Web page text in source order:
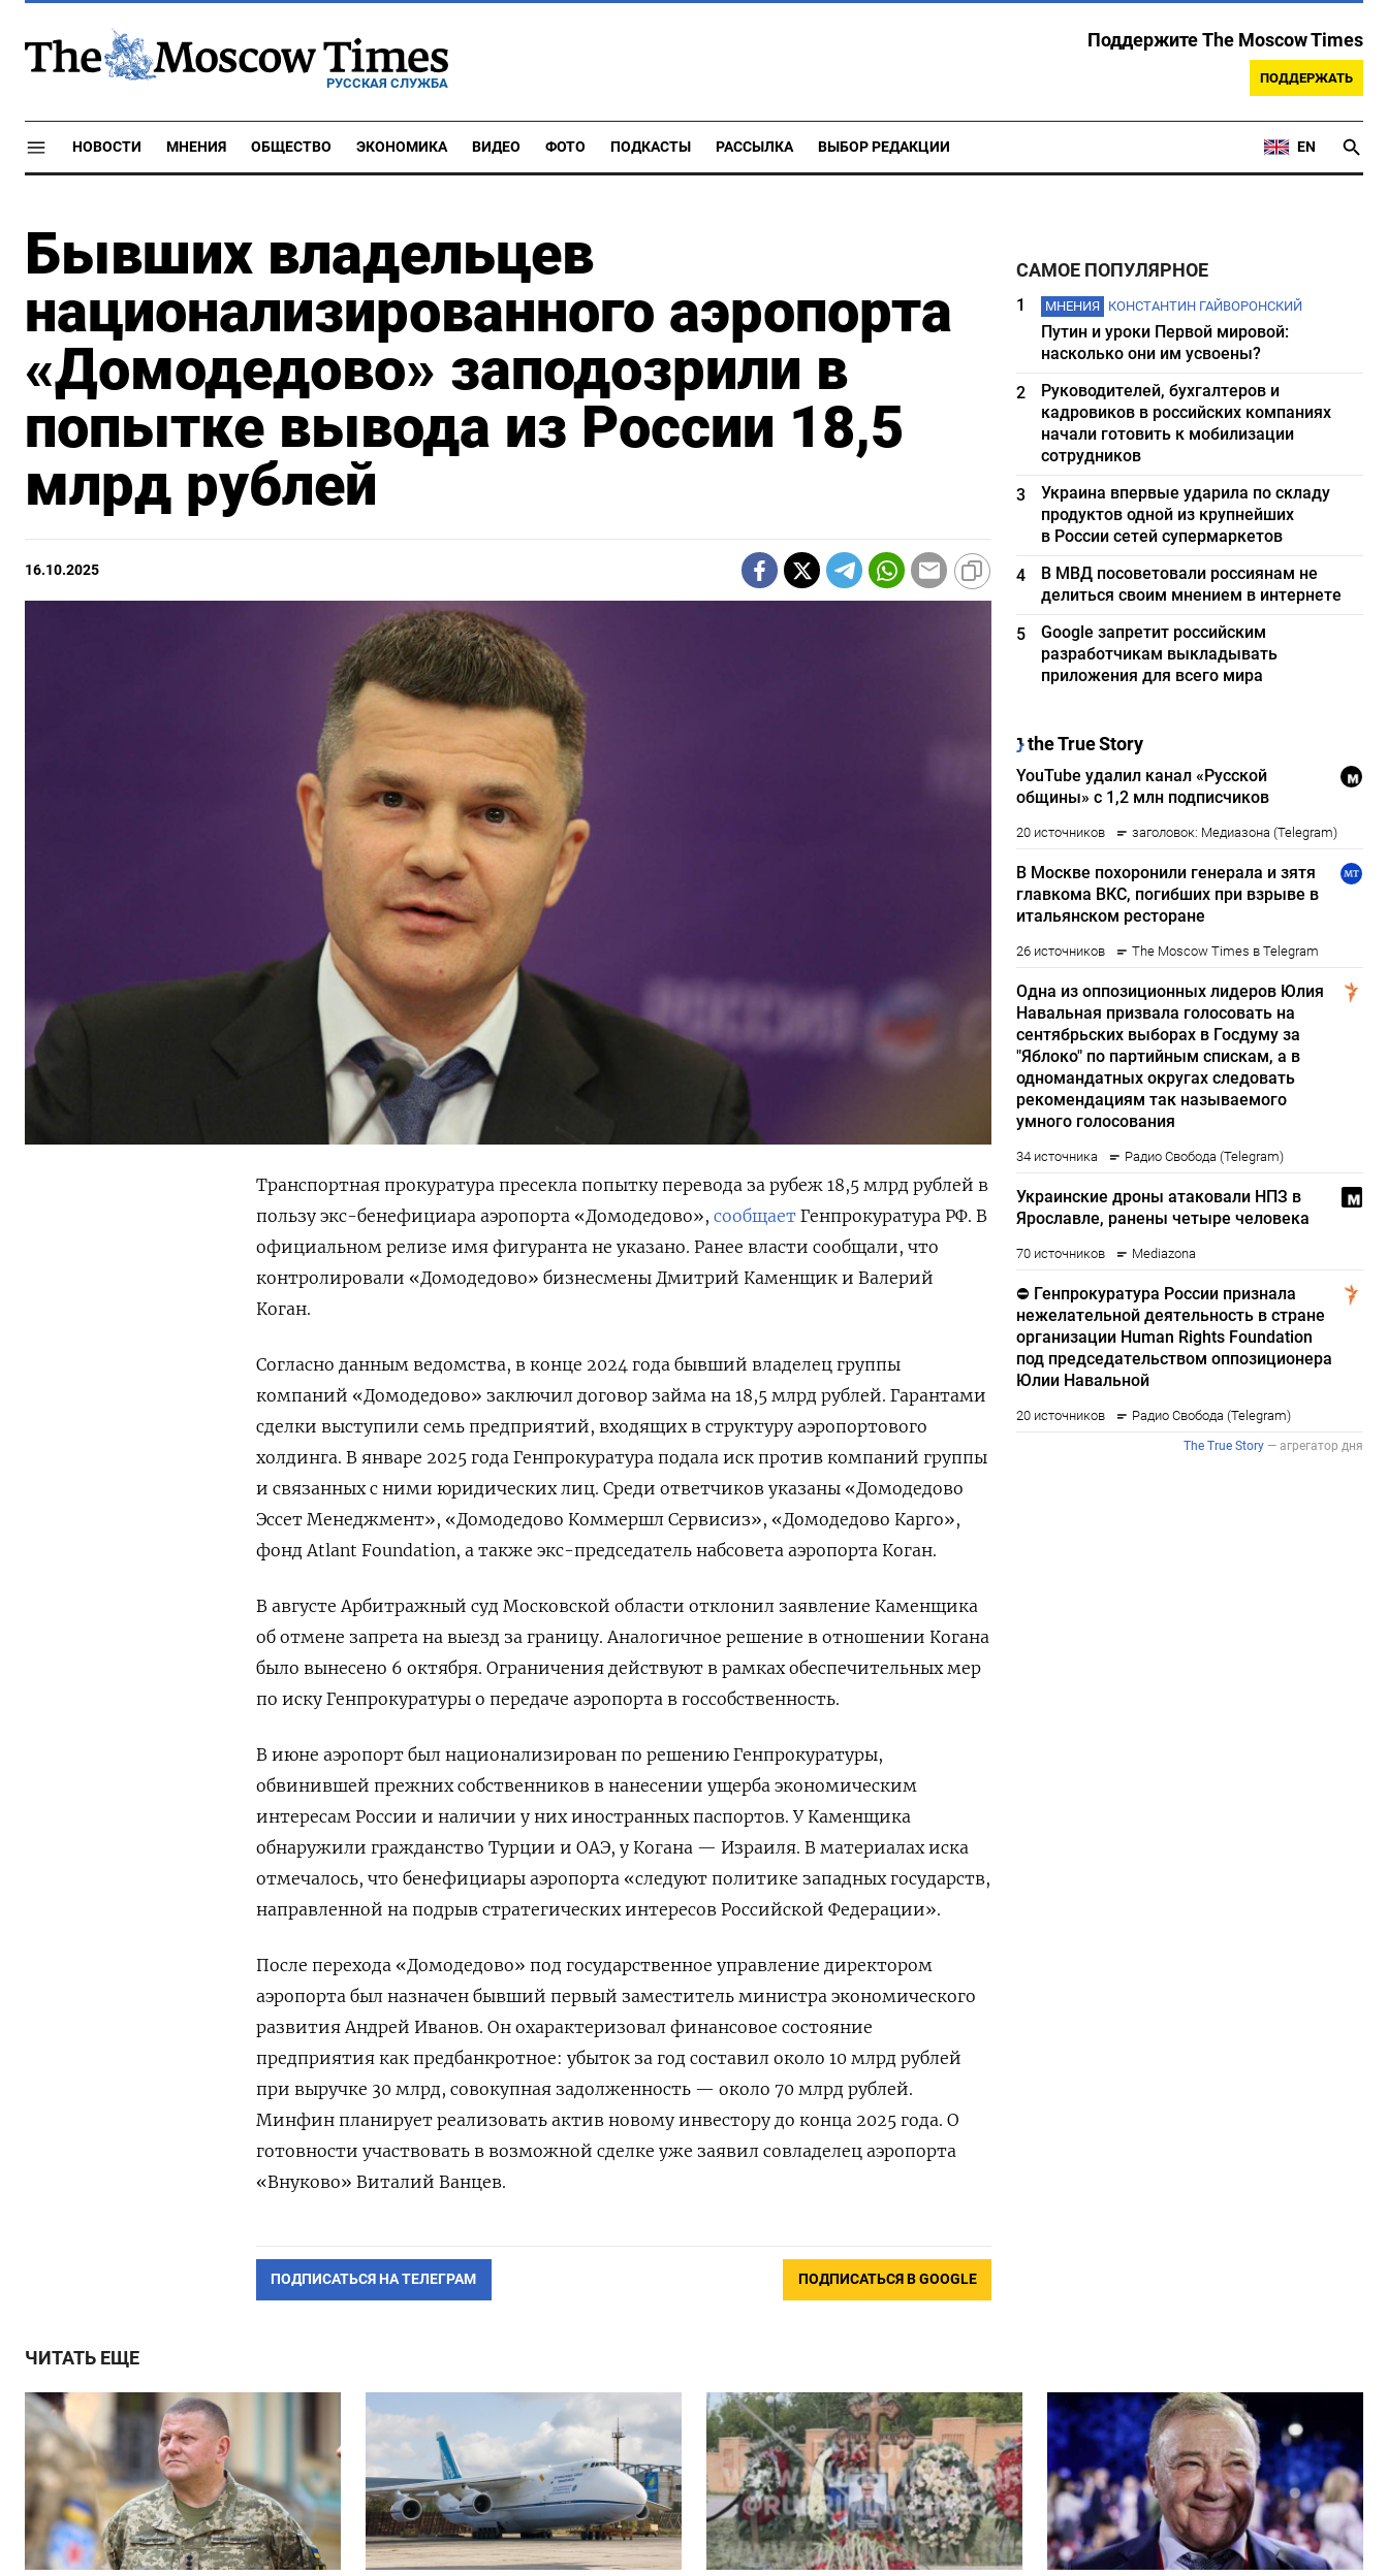
РУССКАЯ СЛУЖБА
Поддержите The Moscow Times
ПОДДЕРЖАТЬ
НОВОСТИ МНЕНИЯ ОБЩЕСТВО ЭКОНОМИКА ВИДЕО ФОТО ПОДКАСТЫ РАССЫЛКА ВЫБОР РЕДАКЦИИ EN
Бывших владельцев
национализированного аэропорта
«Домодедово» заподозрили в
попытке вывода из России 18,5
млрд рублей
16.10.2025
Транспортная прокуратура пресекла попытку перевода за рубеж 18,5 млрд рублей в
пользу экс-бенефициара аэропорта «Домодедово», сообщает Генпрокуратура РФ. В
официальном релизе имя фигуранта не указано. Ранее власти сообщали, что
контролировали «Домодедово» бизнесмены Дмитрий Каменщик и Валерий
Коган.
Согласно данным ведомства, в конце 2024 года бывший владелец группы
компаний «Домодедово» заключил договор займа на 18,5 млрд рублей. Гарантами
сделки выступили семь предприятий, входящих в структуру аэропортового
холдинга. В январе 2025 года Генпрокуратура подала иск против компаний группы
и связанных с ними юридических лиц. Среди ответчиков указаны «Домодедово
Эссет Менеджмент», «Домодедово Коммершл Сервисиз», «Домодедово Карго»,
фонд Atlant Foundation, а также экс-председатель набсовета аэропорта Коган.
В августе Арбитражный суд Московской области отклонил заявление Каменщика
об отмене запрета на выезд за границу. Аналогичное решение в отношении Когана
было вынесено 6 октября. Ограничения действуют в рамках обеспечительных мер
по иску Генпрокуратуры о передаче аэропорта в госсобственность.
В июне аэропорт был национализирован по решению Генпрокуратуры,
обвинившей прежних собственников в нанесении ущерба экономическим
интересам России и наличии у них иностранных паспортов. У Каменщика
обнаружили гражданство Турции и ОАЭ, у Когана — Израиля. В материалах иска
отмечалось, что бенефициары аэропорта «следуют политике западных государств,
направленной на подрыв стратегических интересов Российской Федерации».
После перехода «Домодедово» под государственное управление директором
аэропорта был назначен бывший первый заместитель министра экономического
развития Андрей Иванов. Он охарактеризовал финансовое состояние
предприятия как предбанкротное: убыток за год составил около 10 млрд рублей
при выручке 30 млрд, совокупная задолженность — около 70 млрд рублей.
Минфин планирует реализовать актив новому инвестору до конца 2025 года. О
готовности участвовать в возможной сделке уже заявил совладелец аэропорта
«Внуково» Виталий Ванцев.
ПОДПИСАТЬСЯ НА ТЕЛЕГРАМ ПОДПИСАТЬСЯ В GOOGLE
САМОЕ ПОПУЛЯРНОЕ
1 МНЕНИЯ КОНСТАНТИН ГАЙВОРОНСКИЙ
Путин и уроки Первой мировой:
насколько они им усвоены?
2
Руководителей, бухгалтеров и
кадровиков в российских компаниях
начали готовить к мобилизации
сотрудников
3
Украина впервые ударила по складу
продуктов одной из крупнейших
в России сетей супермаркетов
4
В МВД посоветовали россиянам не
делиться своим мнением в интернете
5
Google запретит российским
разработчикам выкладывать
приложения для всего мира
ЧИТАТЬ ЕЩЕ